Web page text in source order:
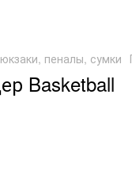
пеналы, сумки
Basketball